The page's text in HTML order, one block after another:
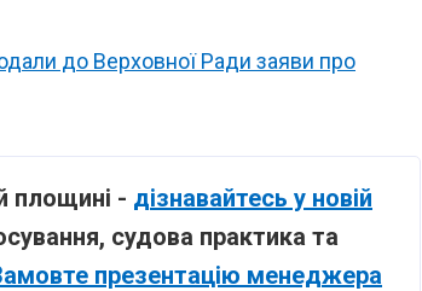
до Верховної Ради заяви про
площині - дізнавайтесь у новій
судова практика та
презентацію менеджера